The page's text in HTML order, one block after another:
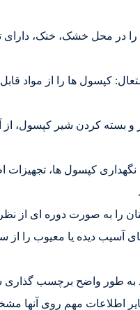
در محل خشک، خنک، دارای
کپسول ها را از مواد
و بسته کردن شیر کپسول، از
کپسول ها،
را به صورت دوره ای از
دیده یا معیوب را از
طور واضح برچسب گذاری
اطلاعات مهم روی آنها